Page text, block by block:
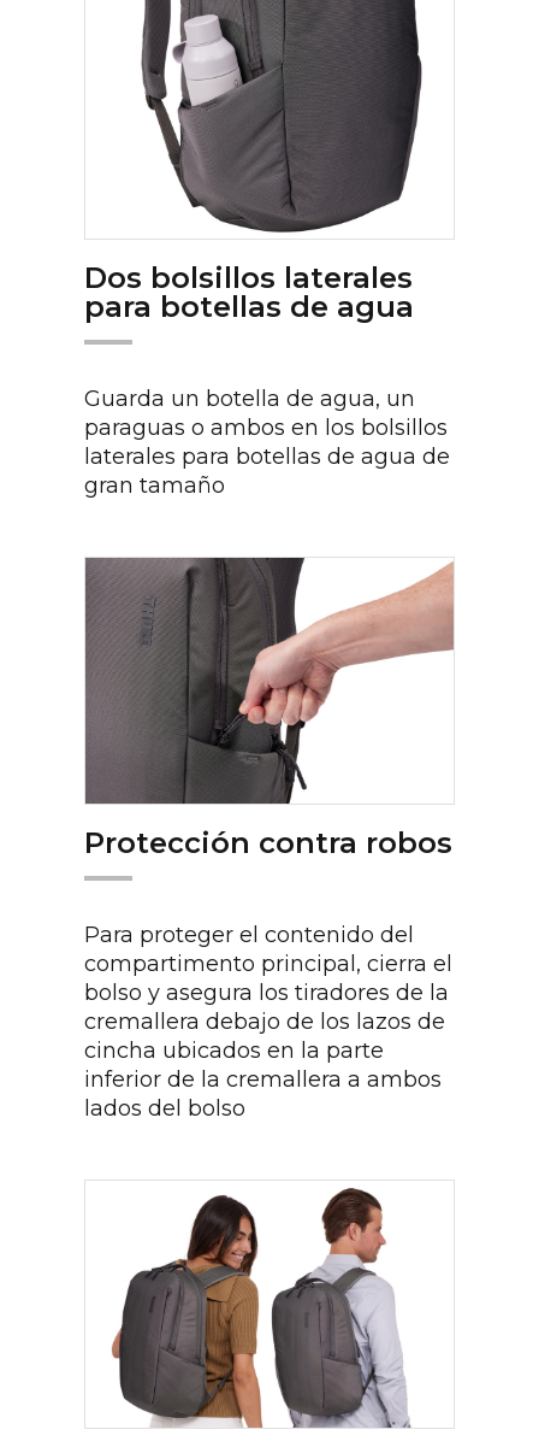
Dos bolsillos laterales
para botellas de agua
Guarda un botella de agua, un
paraguas o ambos en los bolsillos
laterales para botellas de agua de
gran tamaño
Protección contra robos
Para proteger el contenido del
compartimento principal, cierra el
bolso y asegura los tiradores de la
cremallera debajo de los lazos de
cincha ubicados en la parte
inferior de la cremallera a ambos
lados del bolso